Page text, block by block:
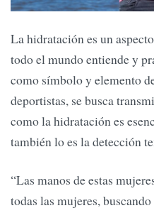
La hidratación es un
todo el mundo entiende y
como símbolo y elemento
deportistas, se busca
como la hidratación es
también lo es la detección
“Las manos de estas
todas las mujeres,